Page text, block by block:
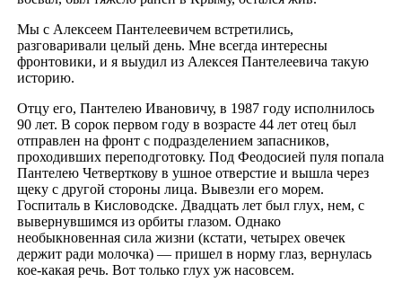
Мы с Алексеем Пантелеевичем встретились,
разговаривали целый день. Мне всегда интересны
фронтовики, и я выудил из Алексея Пантелеевича такую
историю.
Отцу его, Пантелею Ивановичу, в 1987 году исполнилось
90 лет. В сорок первом году в возрасте 44 лет отец был
отправлен на фронт с подразделением запасников,
проходивших переподготовку. Под Феодосией пуля попала
Пантелею Четверткову в ушное отверстие и вышла через
щеку с другой стороны лица. Вывезли его морем.
Госпиталь в Кисловодске. Двадцать лет был глух, нем, с
вывернувшимся из орбиты глазом. Однако
необыкновенная сила жизни (кстати, четырех овечек
держит ради молочка) — пришел в норму глаз, вернулась
кое-какая речь. Вот только глух уж насовсем.